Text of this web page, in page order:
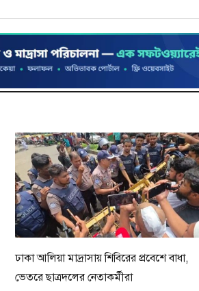
ঢাকা আলিয়া মাদ্রাসায় শিবিরের প্রবেশে বাধা,
ভেতরে ছাত্রদলের নেতাকর্মীরা